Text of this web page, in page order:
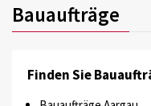
Bauaufträge
Finden Sie